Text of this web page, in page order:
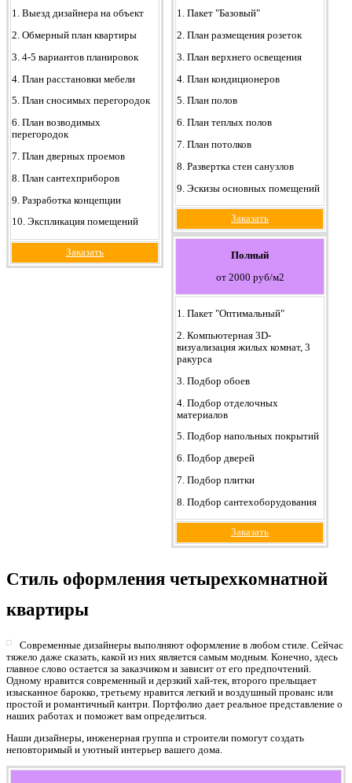
1. Выезд дизайнера на объект
2. Обмерный план квартиры
3. 4-5 вариантов планировок
4. План расстановки мебели
5. План сносимых перегородок
6. План возводимых
перегородок
7. План дверных проемов
8. План сантехприборов
9. Разработка концепции
10. Экспликация помещений
Заказать
1. Пакет "Базовый"
2. План размещения розеток
3. План верхнего освещения
4. План кондиционеров
5. План полов
6. План теплых полов
7. План потолков
8. Развертка стен санузлов
9. Эскизы основных помещений
Заказать
Полный
от 2000 руб/м2
1. Пакет "Оптимальный"
2. Компьютерная 3D-
визуализация жилых комнат, 3
ракурса
3. Подбор обоев
4. Подбор отделочных
материалов
5. Подбор напольных покрытий
6. Подбор дверей
7. Подбор плитки
8. Подбор сантехоборудования
Заказать
Стиль оформления четырехкомнатной
квартиры
Современные дизайнеры выполняют оформление в любом стиле. Сейчас
тяжело даже сказать, какой из них является самым модным. Конечно, здесь
главное слово остается за заказчиком и зависит от его предпочтений.
Одному нравится современный и дерзкий хай-тек, второго прельщает
изысканное барокко, третьему нравится легкий и воздушный прованс или
простой и романтичный кантри. Портфолио дает реальное представление о
наших работах и поможет вам определиться.
Наши дизайнеры, инженерная группа и строители помогут создать
неповторимый и уютный интерьер вашего дома.